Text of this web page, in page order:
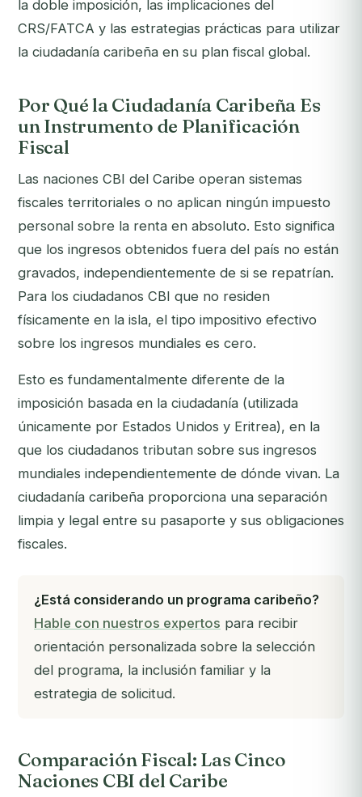
la doble imposición, las implicaciones del
CRS/FATCA y las estrategias prácticas para utilizar
la ciudadanía caribeña en su plan fiscal global.
Por Qué la Ciudadanía Caribeña Es
un Instrumento de Planificación
Fiscal
Las naciones CBI del Caribe operan sistemas
fiscales territoriales o no aplican ningún impuesto
personal sobre la renta en absoluto. Esto significa
que los ingresos obtenidos fuera del país no están
gravados, independientemente de si se repatrían.
Para los ciudadanos CBI que no residen
físicamente en la isla, el tipo impositivo efectivo
sobre los ingresos mundiales es cero.
Esto es fundamentalmente diferente de la
imposición basada en la ciudadanía (utilizada
únicamente por Estados Unidos y Eritrea), en la
que los ciudadanos tributan sobre sus ingresos
mundiales independientemente de dónde vivan. La
ciudadanía caribeña proporciona una separación
limpia y legal entre su pasaporte y sus obligaciones
fiscales.
¿Está considerando un programa caribeño?
Hable con nuestros expertos para recibir
orientación personalizada sobre la selección
del programa, la inclusión familiar y la
estrategia de solicitud.
Comparación Fiscal: Las Cinco
Naciones CBI del Caribe